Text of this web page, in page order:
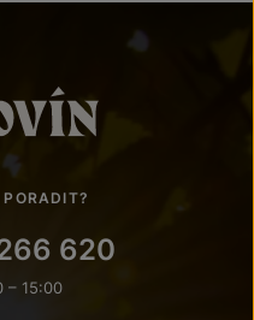
PORADIT?
620
– 15:00